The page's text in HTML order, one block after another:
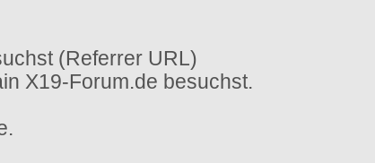
(Referrer URL)
X19-Forum.de besuchst.